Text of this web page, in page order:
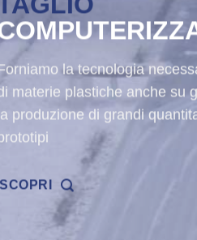
LAVORAZIONI
PLASTICHE
Siamo specializzati nella
di METACRILATO
e POLICARBONATO.